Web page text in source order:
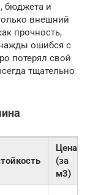
бюджета и
внешний
прочность,
ошибся с
потерял свой
тщательно
Цена
(за
м3)